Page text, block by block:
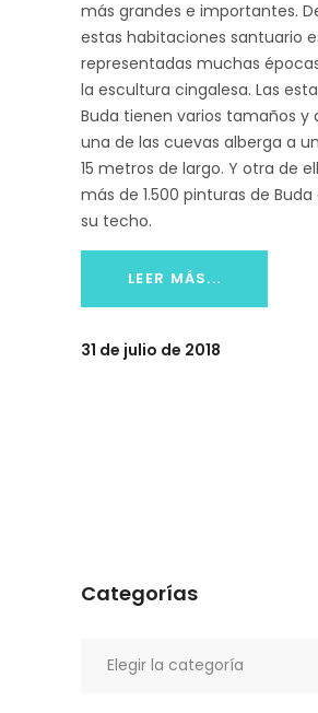
más grandes e importantes.
estas habitaciones santuario
representadas muchas
la escultura cingalesa. Las
Buda tienen varios tamaños y
una de las cuevas alberga a un
15 metros de largo. Y otra de
más de 1.500 pinturas de
su techo.
LEER MÁS...
31 de julio de 2018
Categorías